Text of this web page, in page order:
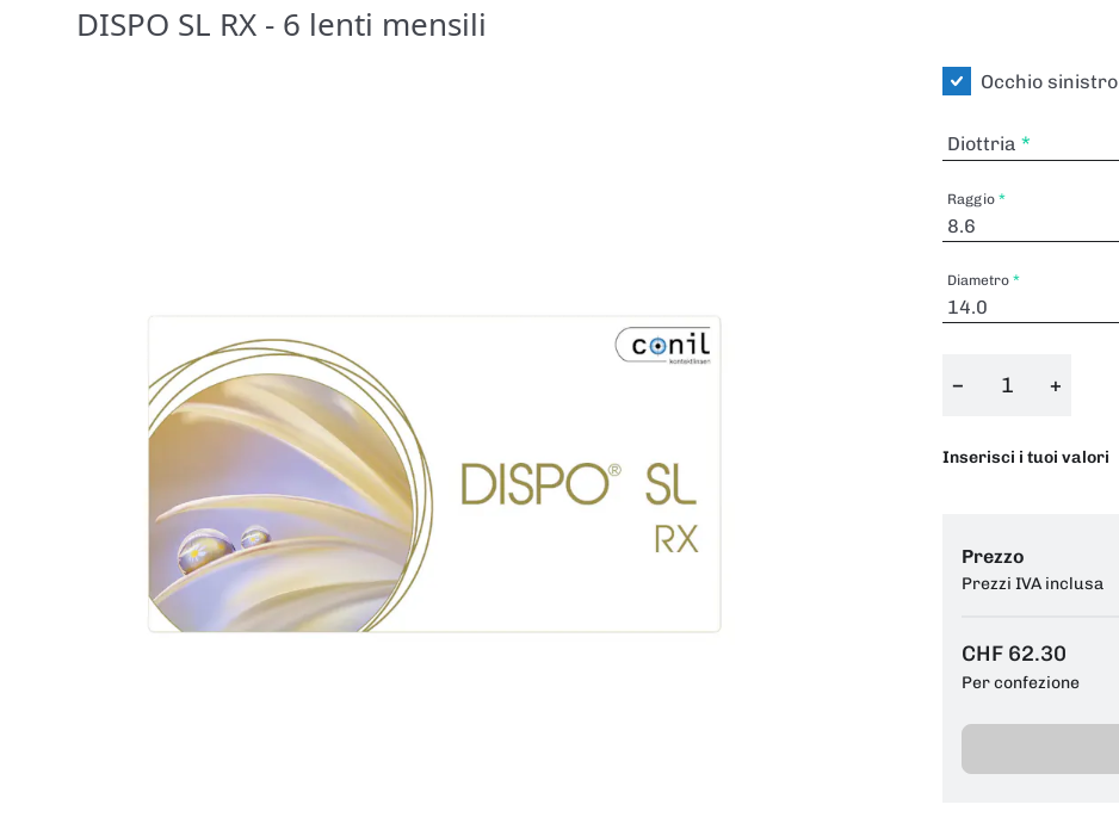
DISPO SL RX - 6 lenti mensili
Occhio sinistro
Diottria
Raggio
Diametro
− +
Inserisci i tuoi valori
Prezzo
Prezzi IVA inclusa
CHF 62.30
Per confezione